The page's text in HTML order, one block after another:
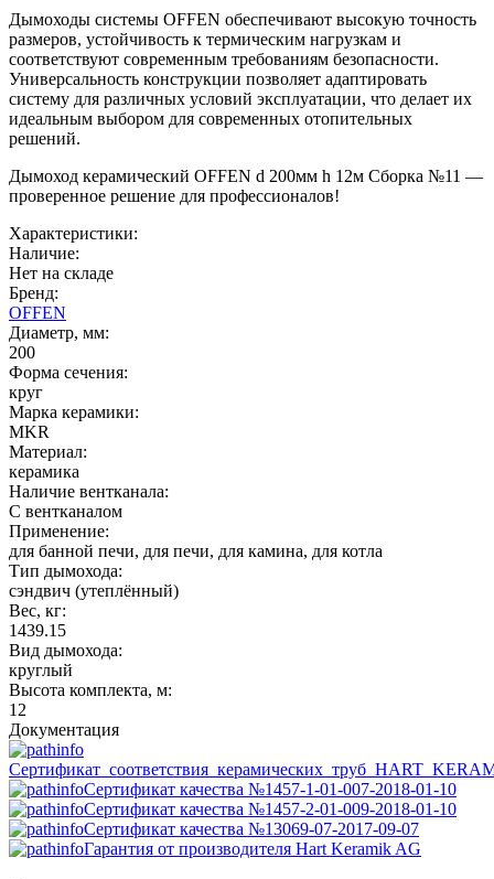
Дымоходы системы OFFEN обеспечивают высокую точность
размеров, устойчивость к термическим нагрузкам и
соответствуют современным требованиям безопасности.
Универсальность конструкции позволяет адаптировать
систему для различных условий эксплуатации, что делает их
идеальным выбором для современных отопительных
решений.
Дымоход керамический OFFEN d 200мм h 12м Сборка №11 —
проверенное решение для профессионалов!
Характеристики:
Наличие:
Нет на складе
Бренд:
OFFEN
Диаметр, мм:
200
Форма сечения:
круг
Марка керамики:
MKR
Материал:
керамика
Наличие вентканала:
С вентканалом
Применение:
для банной печи, для печи, для камина, для котла
Тип дымохода:
сэндвич (утеплённый)
Вес, кг:
1439.15
Вид дымохода:
круглый
Высота комплекта, м:
12
Документация
Сертификат качества №1457-1-01-007-2018-01-10
Сертификат качества №1457-2-01-009-2018-01-10
Сертификат качества №13069-07-2017-09-07
Гарантия от производителя Hart Keramik AG